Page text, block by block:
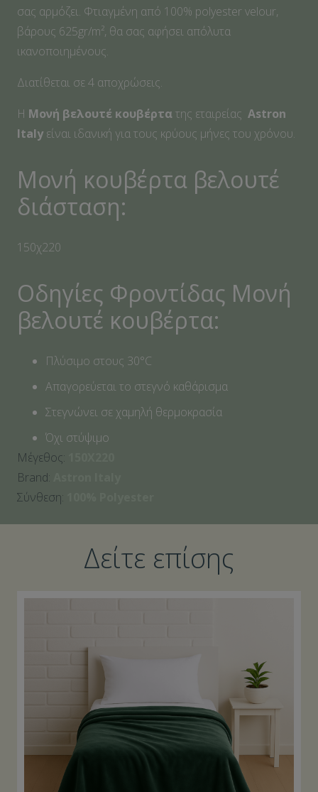
σας αρμόζει. Φτιαγμένη από 100% polyester velour,
βάρους 625gr/m², θα σας αφήσει απόλυτα
ικανοποιημένους.
Διατίθεται σε 4 αποχρώσεις.
Η Μονή βελουτέ κουβέρτα της εταιρείας Astron
Italy είναι ιδανική για τους κρύους μήνες του χρόνου.
Μονή κουβέρτα βελουτέ
διάσταση:
150χ220
Οδηγίες Φροντίδας Μονή
βελουτέ κουβέρτα:
Πλύσιμο στους 30°C
Απαγορεύεται το στεγνό καθάρισμα
Στεγνώνει σε χαμηλή θερμοκρασία
Όχι στύψιμο
Μέγεθος:
Brand:
Σύνθεση:
Δείτε επίσης